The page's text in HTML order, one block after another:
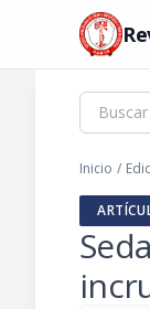
Inicio /